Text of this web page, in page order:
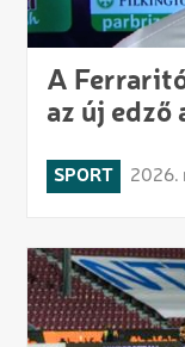
A
az új edző
SPORT 2026.